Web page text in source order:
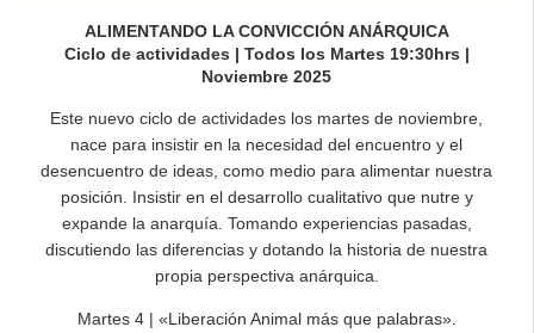
ALIMENTANDO LA CONVICCIÓN ANÁRQUICA
Ciclo de actividades | Todos los Martes 19:30hrs |
Noviembre 2025
Este nuevo ciclo de actividades los martes de noviembre,
nace para insistir en la necesidad del encuentro y el
desencuentro de ideas, como medio para alimentar nuestra
posición. Insistir en el desarrollo cualitativo que nutre y
expande la anarquía. Tomando experiencias pasadas,
discutiendo las diferencias y dotando la historia de nuestra
propia perspectiva anárquica.
Martes 4 | «Liberación Animal más que palabras».